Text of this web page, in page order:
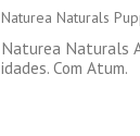
Naturea Naturals
Naturea Naturals
idades. Com Atum.